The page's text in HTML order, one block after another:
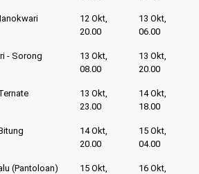
12 Okt,
20.00
13 Okt,
06.00
- Sorong
13 Okt,
08.00
13 Okt,
20.00
13 Okt,
23.00
14 Okt,
18.00
14 Okt,
20.00
15 Okt,
04.00
(Pantoloan)
15 Okt,
16 Okt,